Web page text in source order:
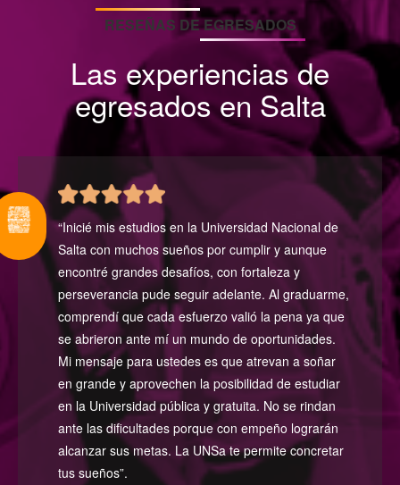
RESEÑAS DE EGRESADOS
Las experiencias de
egresados en Salta
“Inicié mis estudios en la Universidad Nacional de
Salta con muchos sueños por cumplir y aunque
encontré grandes desafíos, con fortaleza y
perseverancia pude seguir adelante. Al graduarme,
comprendí que cada esfuerzo valió la pena ya que
se abrieron ante mí un mundo de oportunidades.
Mi mensaje para ustedes es que atrevan a soñar
en grande y aprovechen la posibilidad de estudiar
en la Universidad pública y gratuita. No se rindan
ante las dificultades porque con empeño lograrán
alcanzar sus metas. La UNSa te permite concretar
tus sueños”.